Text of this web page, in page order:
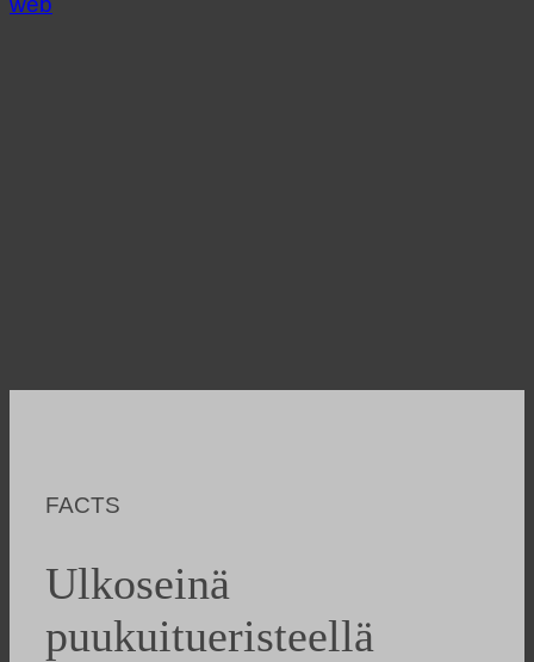
FACTS
Ulkoseinä
puukuitueristeellä